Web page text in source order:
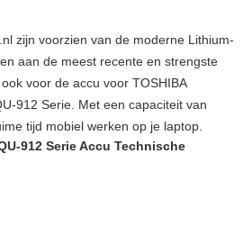
zijn voorzien van de moderne Lithium-
aan de meest recente en strengste
voor de accu voor TOSHIBA
912 Serie. Met een capaciteit van
tijd mobiel werken op je laptop.
912 Serie Accu Technische